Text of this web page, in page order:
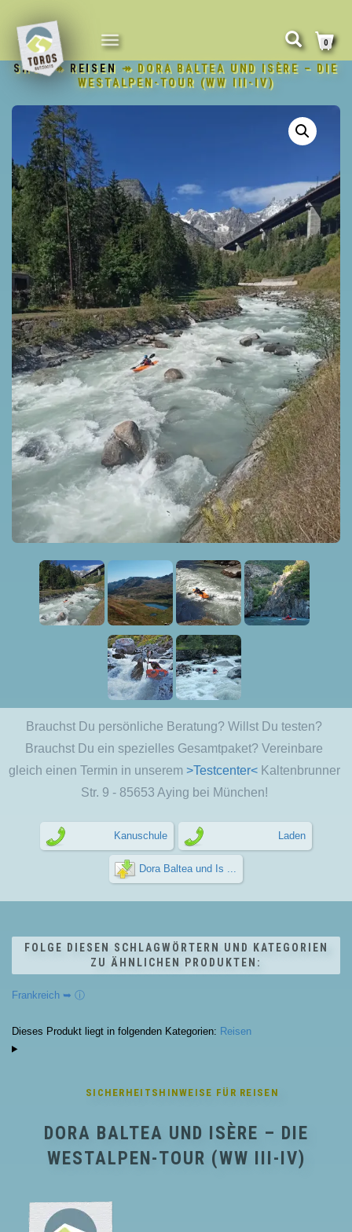
NAVIGATION
UMSCHALTEN
0
SHOP↠ REISEN ↠ DORA BALTEA UND ISÈRE – DIE
WESTALPEN-TOUR (WW III-IV)
Brauchst Du persönliche Beratung? Willst Du testen?
Brauchst Du ein spezielles Gesamtpaket? Vereinbare
gleich einen Termin in unserem >Testcenter< Kaltenbrunner
Str. 9 - 85653 Aying bei München!
Kanuschule Laden
Dora Baltea und Is ...
FOLGE DIESEN SCHLAGWÖRTERN UND KATEGORIEN
ZU ÄHNLICHEN PRODUKTEN:
Frankreich ➥ ⓘ
Dieses Produkt liegt in folgenden Kategorien: Reisen
SICHERHEITSHINWEISE FÜR REISEN
DORA BALTEA UND ISÈRE – DIE
WESTALPEN-TOUR (WW III-IV)